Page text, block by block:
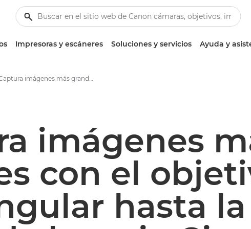
Impresoras y escáneres Soluciones y servicios Ayuda y
Captura imágenes más grandes con el objetivo más angular hasta la fecha de la serie Cine-Servo de Canon
imágenes
con el
hasta la